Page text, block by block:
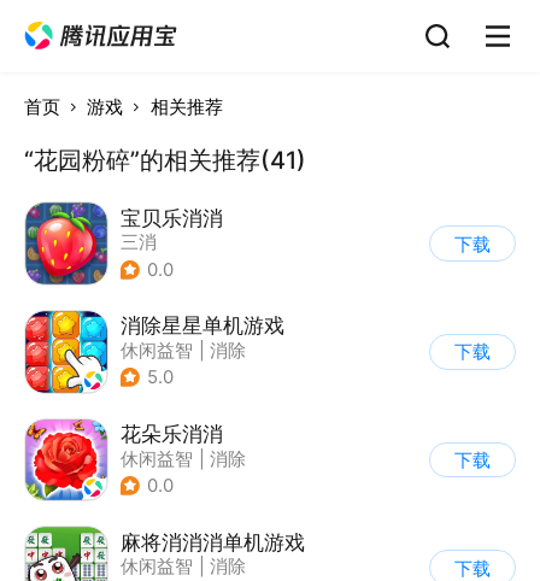
首页 游戏 相关推荐
“花园粉碎”的相关推荐(41)
宝贝乐消消
三消
0.0
下载
消除星星单机游戏
休闲益智
消除
5.0
下载
花朵乐消消
休闲益智
消除
0.0
下载
麻将消消消单机游戏
休闲益智
消除
下载